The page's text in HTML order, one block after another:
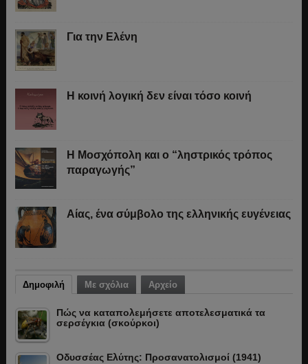
Για την Ελένη
Η κοινή λογική δεν είναι τόσο κοινή
Η Μοσχόπολη και ο “ληστρικός τρόπος
παραγωγής”
Αίας, ένα σύμβολο της ελληνικής ευγένειας
Δημοφιλή Με σχόλια Αρχείο
Πώς να καταπολεμήσετε αποτελεσματικά τα
σερσέγκια (σκούρκοι)
Οδυσσέας Ελύτης: Προσανατολισμοί (1941)